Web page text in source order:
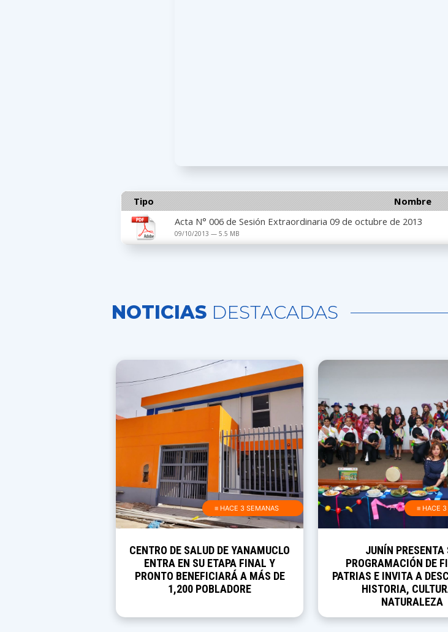
Tipo
Nombre
Acta N° 006 de Sesión Extraordinaria 09 de octubre de 2013
09/10/2013 — 5.5 MB
NOTICIAS DESTACADAS
≡ HACE 3 SEMANAS
CENTRO DE SALUD DE YANAMUCLO
ENTRA EN SU ETAPA FINAL Y
PRONTO BENEFICIARÁ A MÁS DE
1,200 POBLADORE
≡ HACE
JUNÍN PRESENTA
PROGRAMACIÓN DE
PATRIAS E INVITA A
HISTORIA,
NATURALEZA